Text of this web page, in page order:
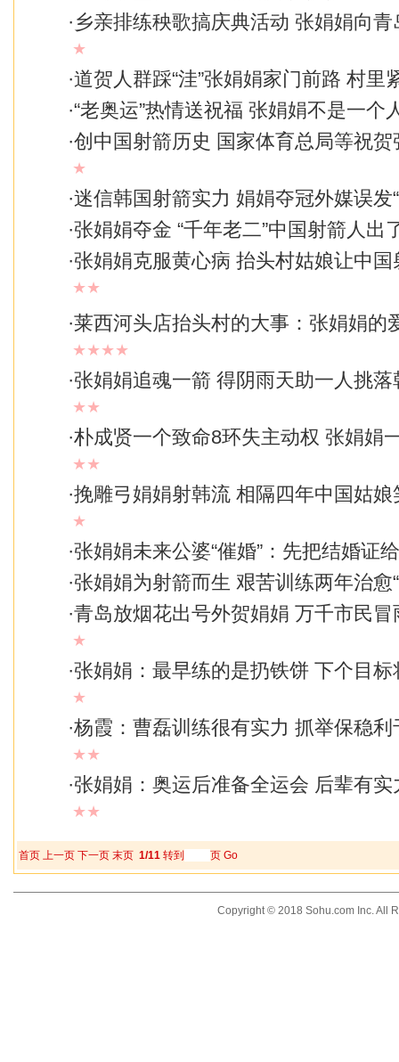
· 乡亲排练秧歌搞庆典活动 张娟娟向
★
·道贺人群踩“洼”张娟娟家门前路 村里
·“老奥运”热情送祝福 张娟娟不是一个
·创中国射箭历史 国家体育总局等祝贺
★
·迷信韩国射箭实力 娟娟夺冠外媒误发
·张娟娟夺金 “千年老二”中国射箭人出
·张娟娟克服黄心病 抬头村姑娘让中国
★★
·莱西河头店抬头村的大事：张娟娟的
★★★★
·张娟娟追魂一箭 得阴雨天助一人挑落
★★
·朴成贤一个致命8环失主动权 张娟娟
★★
·挽雕弓娟娟射韩流 相隔四年中国姑娘
★
·张娟娟未来公婆“催婚”：先把结婚证
·张娟娟为射箭而生 艰苦训练两年治愈
·青岛放烟花出号外贺娟娟 万千市民冒
★
·张娟娟：最早练的是扔铁饼 下个目标
★
·杨霞：曹磊训练很有实力 抓举保稳利
★★
·张娟娟：奥运后准备全运会 后辈有实
★★
首页 上一页 下一页 末页 1/11转到 页 Go
Copyright © 2018 Sohu.com Inc. All